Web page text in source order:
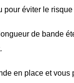
pour éviter le
de bande
en place et vous